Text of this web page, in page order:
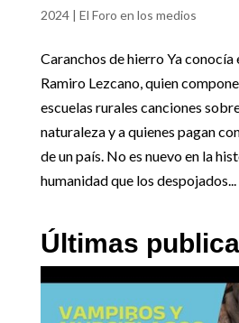
2024| El Foro en los medios
Caranchos de hierro Ya
Ramiro Lezcano, quien
escuelas rurales canciones
naturaleza y a quienes pagan
de un país. No es nuevo en la
humanidad que los despojados...
Últimas